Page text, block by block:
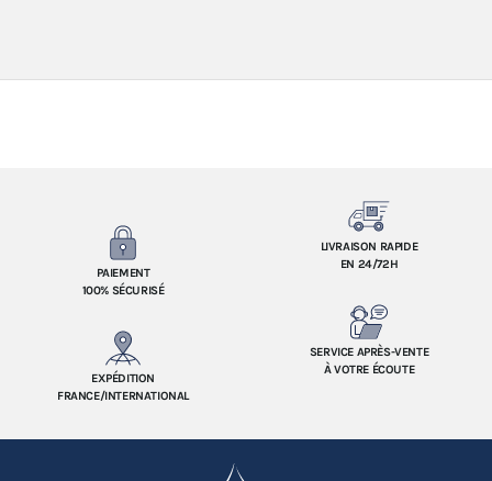
PAIEMENT
100% SÉCURISÉ
LIVRAISON RAPIDE
EN 24/72H
EXPÉDITION
FRANCE/INTERNATIONAL
SERVICE APRÈS-VENTE
À VOTRE ÉCOUTE